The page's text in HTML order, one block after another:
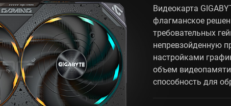
Видеокарта
флагманское
требовательных
непревзойденную
настройками
объем
способность для